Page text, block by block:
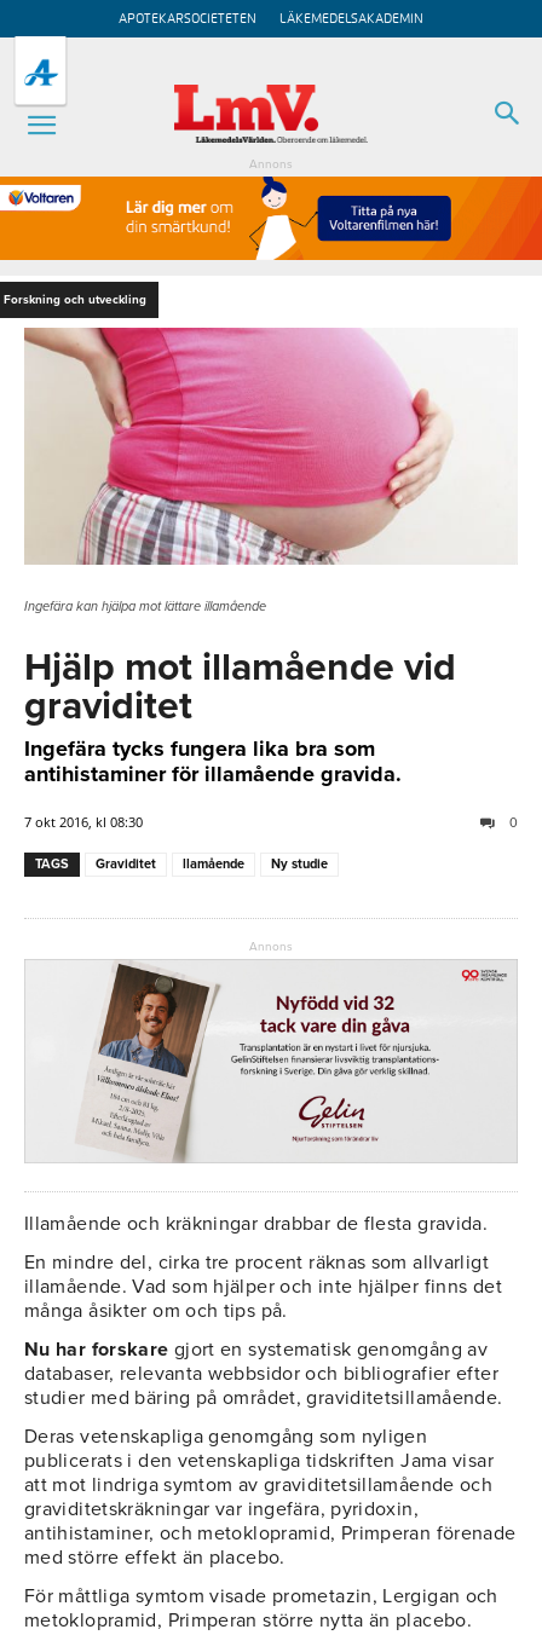
APOTEKARSOCIETETEN LÄKEMEDELSAKADEMIN
Annons
Forskning och utveckling
Ingefära kan hjälpa mot lättare illamående
Hjälp mot illamående vid
graviditet
Ingefära tycks fungera lika bra som
antihistaminer för illamående gravida.
7 okt 2016, kl 08:30 0
TAGS Graviditet llamående Ny studie
Annons
Illamående och kräkningar drabbar de flesta gravida.
En mindre del, cirka tre procent räknas som allvarligt
illamående. Vad som hjälper och inte hjälper finns det
många åsikter om och tips på.
Nu har forskare gjort en systematisk genomgång av
databaser, relevanta webbsidor och bibliografier efter
studier med bäring på området, graviditetsillamående.
Deras vetenskapliga genomgång som nyligen
publicerats i den vetenskapliga tidskriften Jama visar
att mot lindriga symtom av graviditetsillamående och
graviditetskräkningar var ingefära, pyridoxin,
antihistaminer, och metoklopramid, Primperan förenade
med större effekt än placebo.
För måttliga symtom visade prometazin, Lergigan och
metoklopramid, Primperan större nytta än placebo.